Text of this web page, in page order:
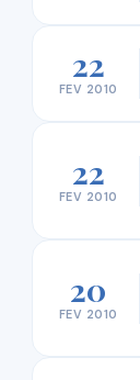
22
FEV 2010
22
FEV 2010
20
FEV 2010